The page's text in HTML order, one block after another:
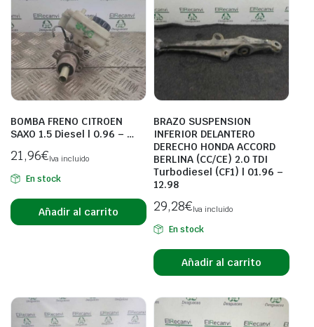
BOMBA FRENO CITROEN
SAXO 1.5 Diesel | 0.96 – …
21,96€Iva incluido
En stock
Añadir al carrito
BRAZO SUSPENSION
INFERIOR DELANTERO
DERECHO HONDA ACCORD
BERLINA (CC/CE) 2.0 TDI
Turbodiesel (CF1) | 01.96 –
12.98
29,28€Iva incluido
En stock
Añadir al carrito